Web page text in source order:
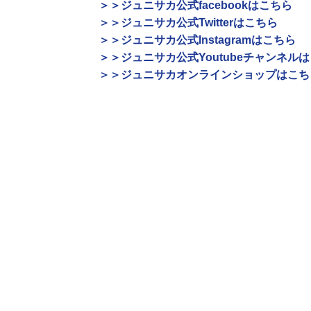
＞＞ジュニサカ公式facebookはこちら
＞＞ジュニサカ公式Twitterはこちら
＞＞ジュニサカ公式Instagramはこちら
＞＞ジュニサカ公式Youtubeチャンネルは
＞＞ジュニサカオンラインショップはこち